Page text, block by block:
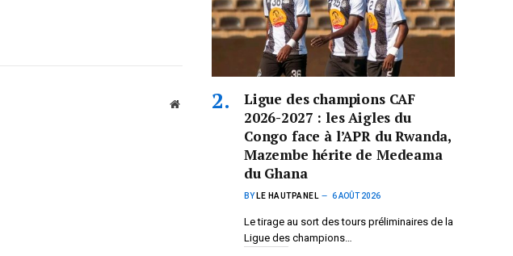
Website
Ligue des champions CAF
2026-2027 : les Aigles du
Congo face à l’APR du Rwanda,
Mazembe hérite de Medeama
du Ghana
BY LE HAUTPANEL 6 AOÛT 2026
Le tirage au sort des tours préliminaires de la
Ligue des champions…